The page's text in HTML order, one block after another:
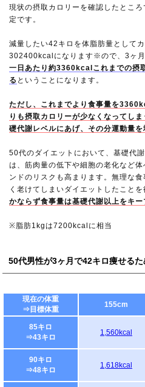
現状の摂取カロリーを確認したとこ
定です。
減量したい42キロを体脂肪量として
302400kcalになります※ので、3ヶ月
一日あたり約3360kcalこれまでの摂
る ということになります。
ただし、これまでより食事量を
りも摂取カロリーが少なくなってし
礎代謝レベルにあげ、その分運動量を
50代のダイエットにおいて、基礎代
は、筋肉量の低下や細胞の老化など
ンドのリスクも高まります。無理な
く老けてしまいダイエットしたこと
かならず食事量は基礎代謝以上をキー
※脂肪1kgは7200kcalに相当
50代男性が3ヶ月で42キロ痩せる
現在の体重
⇒目標体重
155cm
85キロ
⇒43キロ
1,560kcal
90キロ
⇒48キロ
1,618kcal